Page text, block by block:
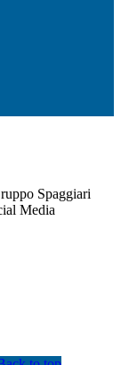
Spaggiari
Media